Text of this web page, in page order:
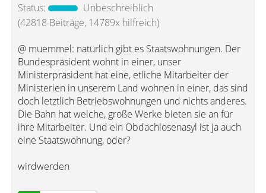
Status:
Unbeschreiblich
(42818 Beiträge, 14789x hilfreich)
@ muemmel: natürlich gibt es Staatswohnungen. Der
Bundespräsident wohnt in einer, unser
Ministerpräsident hat eine, etliche Mitarbeiter der
Ministerien in unserem Land wohnen in einer, das sind
doch letztlich Betriebswohnungen und nichts anderes.
Die Bahn hat welche, große Werke bieten sie an für
ihre Mitarbeiter. Und ein Obdachlosenasyl ist ja auch
eine Staatswohnung, oder?
wirdwerden